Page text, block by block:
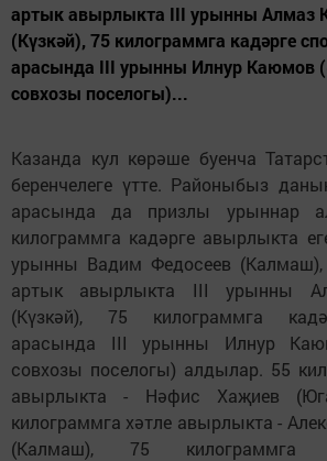
артык авырлыкта III урынны Алмаз
(Күзкәй), 75 килограммга кадәрге
арасында III урынны Илнур Каюмов
совхозы поселогы)...
Казанда кул көрәше буенча
беренчелеге үтте. Районыбыз
арасында да призлы урыннар
килограммга кадәрге авырлыкта
урынны Вадим Федосеев (Калмаш),
артык авырлыкта III урынны
(Күзкәй), 75 килограммга
арасында III урынны Илнур
совхозы поселогы) алдылар. 55
авырлыкта - Нәфис Хаҗиев
килограммга хәтле авырлыкта -
(Калмаш), 75 килограммга